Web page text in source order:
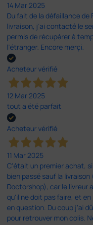
14 Mar 2025
Du fait de la défaillance de
livraison, j'ai contacté le
permis de récupérer à
l'étranger. Encore merçi.
Acheteur vérifié
12 Mar 2025
tout a été parfait
Acheteur vérifié
11 Mar 2025
C'était un premier achat,
bien passé sauf la
Doctorshop), car le livreur
qu'il ne doit pas faire, et
en question. Du coup j'ai
pour retrouver mon colis.